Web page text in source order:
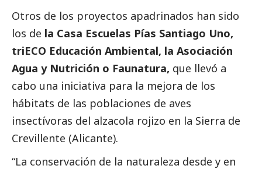
Otros de los proyectos apadrinados han sido
los de la Casa Escuelas Pías Santiago Uno,
triECO Educación Ambiental, la Asociación
Agua y Nutrición o Faunatura, que llevó a
cabo una iniciativa para la mejora de los
hábitats de las poblaciones de aves
insectívoras del alzacola rojizo en la Sierra de
Crevillente (Alicante).
“La conservación de la naturaleza desde y en